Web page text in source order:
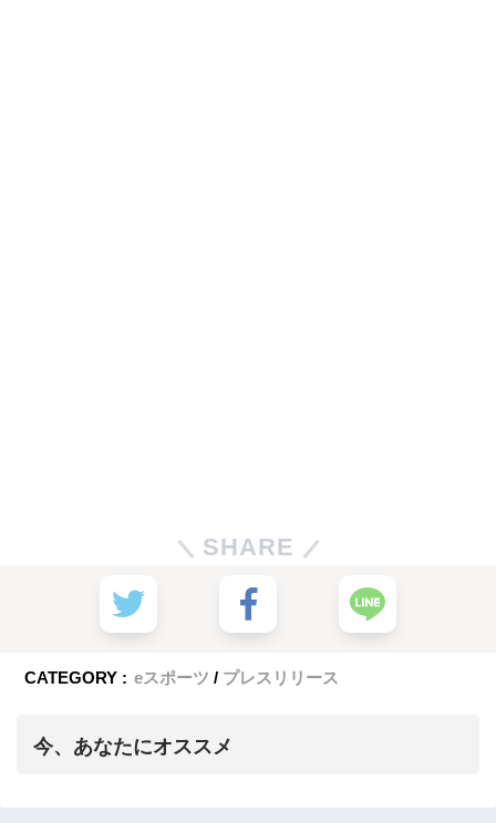
SHARE
CATEGORY : eスポーツ プレスリリース
今、あなたにオススメ